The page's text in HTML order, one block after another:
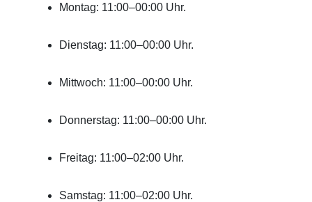
Montag: 11:00–00:00 Uhr.
Dienstag: 11:00–00:00 Uhr.
Mittwoch: 11:00–00:00 Uhr.
Donnerstag: 11:00–00:00 Uhr.
Freitag: 11:00–02:00 Uhr.
Samstag: 11:00–02:00 Uhr.